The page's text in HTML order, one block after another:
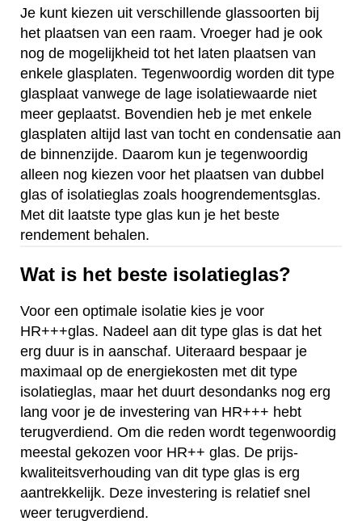
Je kunt kiezen uit verschillende glassoorten bij
het plaatsen van een raam. Vroeger had je ook
nog de mogelijkheid tot het laten plaatsen van
enkele glasplaten. Tegenwoordig worden dit type
glasplaat vanwege de lage isolatiewaarde niet
meer geplaatst. Bovendien heb je met enkele
glasplaten altijd last van tocht en condensatie aan
de binnenzijde. Daarom kun je tegenwoordig
alleen nog kiezen voor het plaatsen van dubbel
glas of isolatieglas zoals hoogrendementsglas.
Met dit laatste type glas kun je het beste
rendement behalen.
Wat is het beste isolatieglas?
Voor een optimale isolatie kies je voor
HR+++glas. Nadeel aan dit type glas is dat het
erg duur is in aanschaf. Uiteraard bespaar je
maximaal op de energiekosten met dit type
isolatieglas, maar het duurt desondanks nog erg
lang voor je de investering van HR+++ hebt
terugverdiend. Om die reden wordt tegenwoordig
meestal gekozen voor HR++ glas. De prijs-
kwaliteitsverhouding van dit type glas is erg
aantrekkelijk. Deze investering is relatief snel
weer terugverdiend.